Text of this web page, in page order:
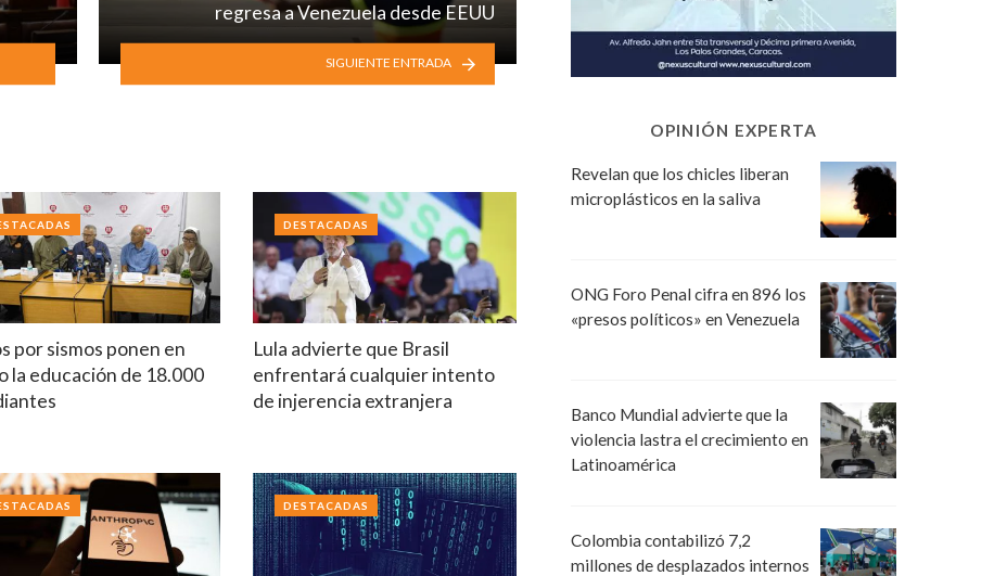
regresa a Venezuela desde EEUU
SIGUIENTE ENTRADA
por sismos ponen en
la educación de 18.000
Lula advierte que Brasil
enfrentará cualquier intento
de injerencia extranjera
DESTACADAS
DESTACADAS
OPINIÓN EXPERTA
Revelan que los chicles liberan
microplásticos en la saliva
ONG Foro Penal cifra en 896 los
«presos políticos» en Venezuela
Banco Mundial advierte que la
violencia lastra el crecimiento en
Latinoamérica
Colombia contabilizó 7,2
millones de desplazados internos